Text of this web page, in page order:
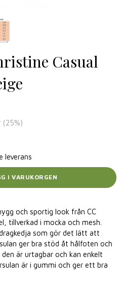
Casual
(25%)
leverans
I VARUKORGEN
och sportig look från CC
tillverkad i mocka och mesh.
som gör det lätt att
ger bra stöd åt hålfoten och
är urtagbar och kan enkelt
är i gummi och ger ett bra